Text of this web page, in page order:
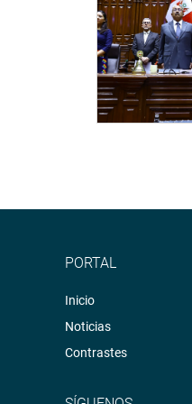
PORTAL
Inicio
Noticias
Contrastes